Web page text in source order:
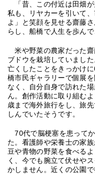
「昔、この付近は田畑
私も、リヤカーを引いて
よ」と笑顔を見せる齋藤
らし、船橋で人生を歩んで
米や野菜の農家だった齋
ブドウを栽培していまし
亡くしたことをきっかけ
橋市民ギャラリーで個展
なく、自分自身で訪れた
ん。創作活動に取り組む
歳まで海外旅行をし、旅
しんでいたそうです。
70代で脳梗塞を患って
た。看護師や栄養士の家
豆や青物の野菜を食べる
く、今でも腕立て伏せや
かしません。近くの公園